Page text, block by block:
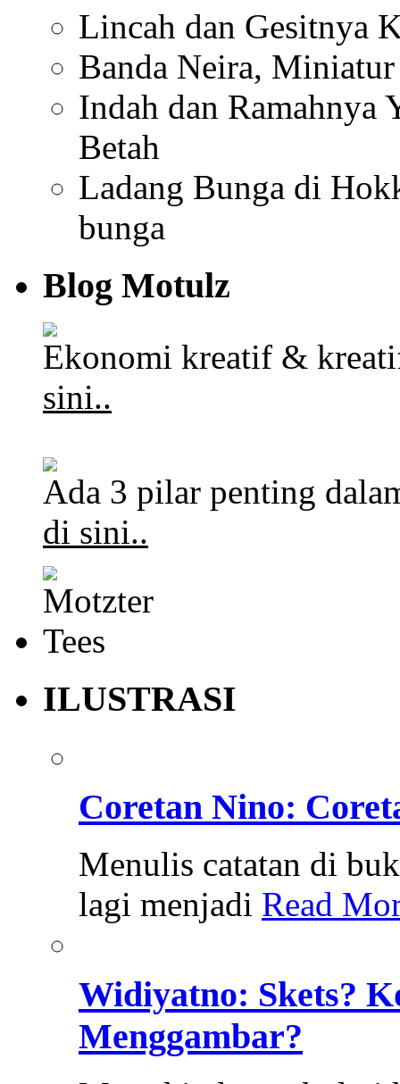
Lincah dan Gesitnya
Banda Neira,
Indah dan
Betah
Ladang Bunga di
bunga
Blog Motulz
Ekonomi kreatif &
sini..
Ada 3 pilar penting
di sini..
ILUSTRASI
Coretan Nino:
Menulis catatan di
lagi menjadi Read
Widiyatno: Skets?
Menggambar?